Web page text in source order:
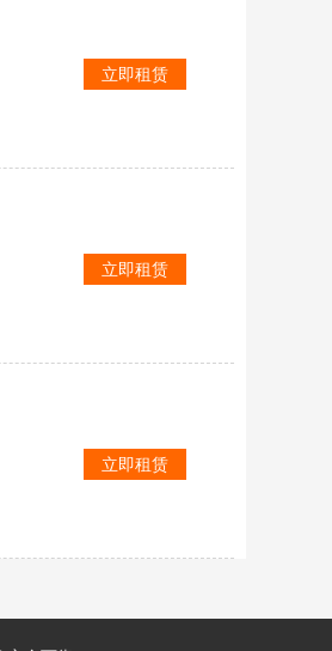
立即租赁
立即租赁
立即租赁